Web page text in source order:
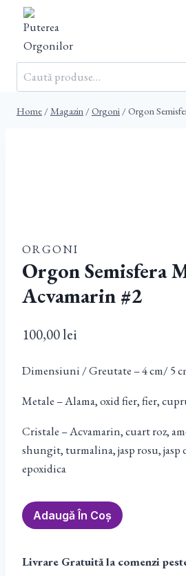
content
Caută
după:
Home / Magazin /Orgoni /Orgon
ORGONI
Orgon Semisfera
Acvamarin #2
100,00lei
Dimensiuni / Greutate – 4 cm/ 5
Metale – Alama, oxid fier, fier,
Cristale – Acvamarin, cuart roz,
shungit, turmalina, jasp rosu, jasp
epoxidica
Cantitate
Orgon
mica
Adaugă În Coș
Livrare Gratuită la comenzi